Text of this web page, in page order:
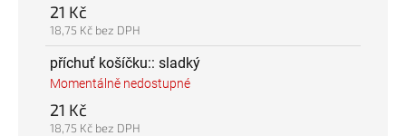
21 Kč
18,75 Kč bez DPH
příchuť košíčku:: sladký
Momentálně nedostupné
21 Kč
18,75 Kč bez DPH